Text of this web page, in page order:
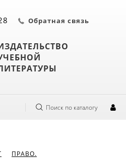
Обратная связь
Поиск по каталогу
ПРАВО.